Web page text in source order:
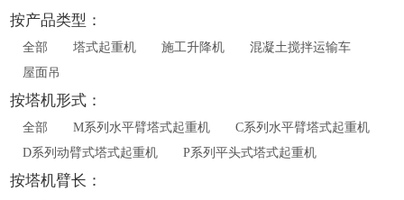
按产品类型：
全部 塔式起重机 施工升降机
混凝土搅拌运输车
屋面吊
按塔机形式：
全部 M系列水平臂塔式起重机
C系列水平臂塔式起重机
D系列动臂式塔式起重机
P系列平头式塔式起重机
按塔机臂长：